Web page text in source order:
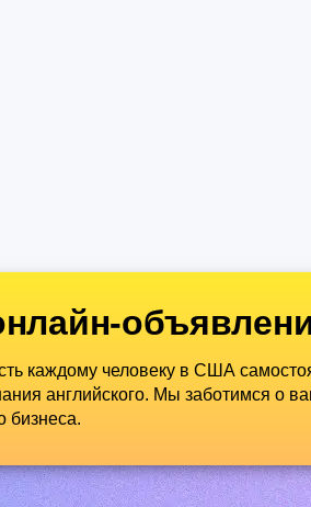
каждому человеку в США
английского. Мы заботимся о
бизнеса.